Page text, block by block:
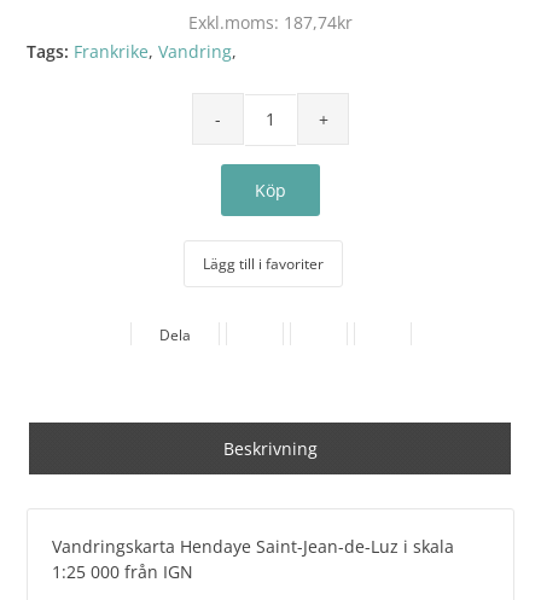
Exkl.moms: 187,74kr
Tags: Frankrike,Vandring,
Lägg till i favoriter
Dela
Beskrivning
Vandringskarta Hendaye Saint-Jean-de-Luz i skala
1:25 000 från IGN